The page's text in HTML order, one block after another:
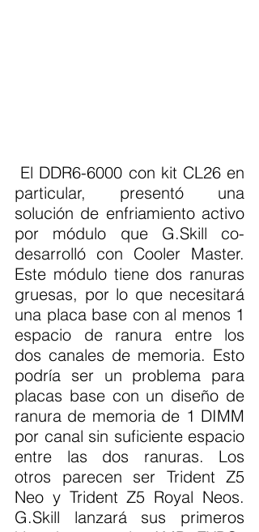
particular, presentó una
solución de enfriamiento activo
por módulo que G.Skill co-
desarrolló con Cooler Master.
Este módulo tiene dos ranuras
gruesas, por lo que necesitará
una placa base con al menos 1
espacio de ranura entre los
dos canales de memoria. Esto
podría ser un problema para
placas base con un diseño de
ranura de memoria de 1 DIMM
por canal sin suficiente espacio
entre las dos ranuras. Los
otros parecen ser Trident Z5
Neo y Trident Z5 Royal Neos.
G.Skill lanzará sus primeros